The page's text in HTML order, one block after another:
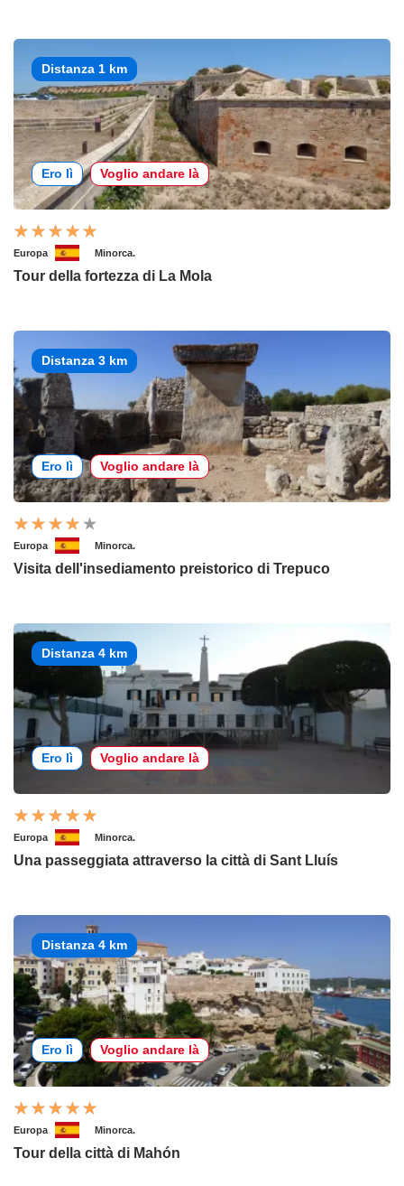
Distanza 1 km
Ero lì Voglio andare là
Europa Minorca.
Tour della fortezza di La Mola
Distanza 3 km
Ero lì Voglio andare là
Europa Minorca.
Visita dell'insediamento preistorico di Trepuco
Distanza 4 km
Ero lì Voglio andare là
Europa Minorca.
Una passeggiata attraverso la città di Sant Lluís
Distanza 4 km
Ero lì Voglio andare là
Europa Minorca.
Tour della città di Mahón